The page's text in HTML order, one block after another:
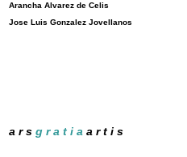
Arancha Alvarez de Celis
Jose Luis Gonzalez Jovellanos
a r s g r a t i a a r t i s